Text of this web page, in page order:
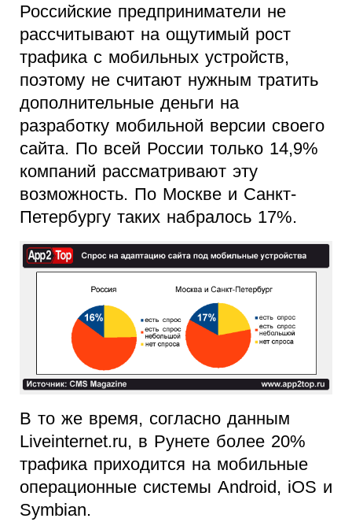
Российские предприниматели не
рассчитывают на ощутимый рост
трафика с мобильных устройств,
поэтому не считают нужным тратить
дополнительные деньги на
разработку мобильной версии своего
сайта. По всей России только 14,9%
компаний рассматривают эту
возможность. По Москве и Санкт-
Петербургу таких набралось 17%.
В то же время, согласно данным
Liveinternet.ru, в Рунете более 20%
трафика приходится на мобильные
операционные системы Android, iOS и
Symbian.